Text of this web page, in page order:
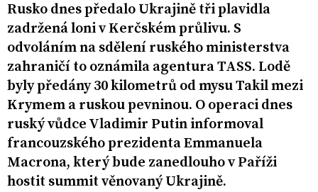
Rusko dnes předalo Ukrajině tři plavidla
zadržená loni v Kerčském průlivu. S
odvoláním na sdělení ruského ministerstva
zahraničí to oznámila agentura TASS. Lodě
byly předány 30 kilometrů od mysu Takil mezi
Krymem a ruskou pevninou. O operaci dnes
ruský vůdce Vladimir Putin informoval
francouzského prezidenta Emmanuela
Macrona, který bude zanedlouho v Paříži
hostit summit věnovaný Ukrajině.